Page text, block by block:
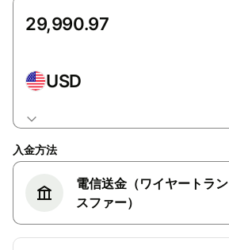
USD
入金方法
電信送金（ワイヤートラン
スファー）